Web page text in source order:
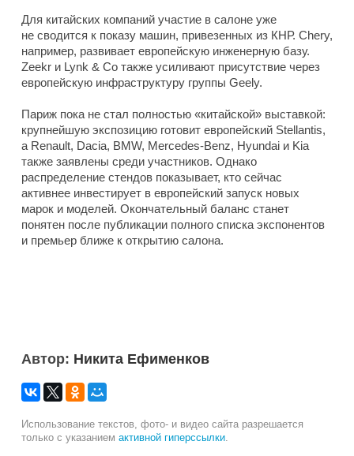
Для китайских компаний участие в салоне уже
не сводится к показу машин, привезенных из КНР. Chery,
например, развивает европейскую инженерную базу.
Zeekr и Lynk & Co также усиливают присутствие через
европейскую инфраструктуру группы Geely.
Париж пока не стал полностью «китайской» выставкой:
крупнейшую экспозицию готовит европейский Stellantis,
а Renault, Dacia, BMW, Mercedes-Benz, Hyundai и Kia
также заявлены среди участников. Однако
распределение стендов показывает, кто сейчас
активнее инвестирует в европейский запуск новых
марок и моделей. Окончательный баланс станет
понятен после публикации полного списка экспонентов
и премьер ближе к открытию салона.
Автор: Никита Ефименков
Использование текстов, фото- и видео сайта разрешается
только с указанием активной гиперссылки